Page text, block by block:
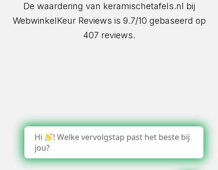
De waardering van keramischetafels.nl bij
WebwinkelKeur Reviews is 9.7/10 gebaseerd op
407 reviews.
Hi
! Welke vervolgstap past het beste bij
jou?